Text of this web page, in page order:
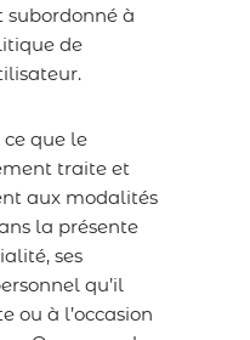
subordonné à
de
ce que le
traite et
aux modalités
la présente
ses
qu’il
ou à l’occasion